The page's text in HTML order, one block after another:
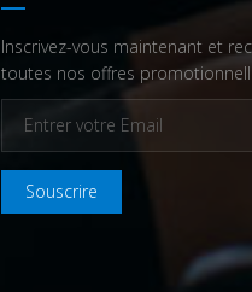
Inscrivez-vous maintenant et
toutes nos offres
Souscrire